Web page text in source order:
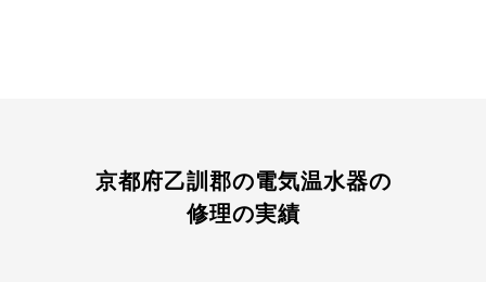
京都府乙訓郡の電気温水器の
修理の実績